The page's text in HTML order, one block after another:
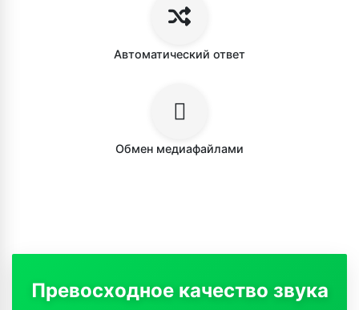
Автоматический ответ
Обмен медиафайлами
Превосходное качество звука